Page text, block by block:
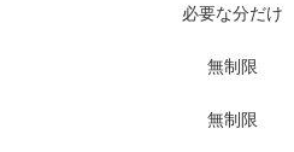
必要な分だけ
無制限
無制限